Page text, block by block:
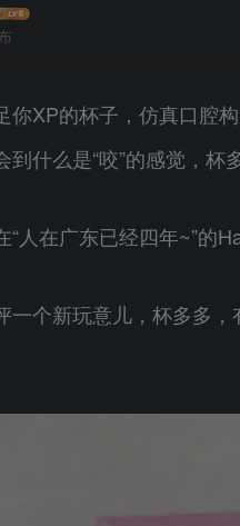
你XP的杯子，仿真口腔
到什么是“咬”的感觉，
“人在广东已经四年~”的
一个新玩意儿，杯多多